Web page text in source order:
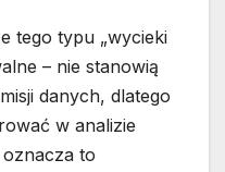
tego typu „wycieki
– nie stanowią
danych, dlatego
w analizie
to